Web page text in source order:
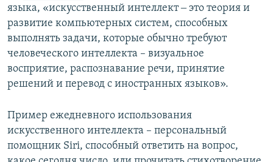
языка, «искусственный интеллект ‒ это теория и
развитие компьютерных систем, способных
выполнять задачи, которые обычно требуют
человеческого интеллекта – визуальное
восприятие, распознавание речи, принятие
решений и перевод с иностранных языков».
Пример ежедневного использования
искусственного интеллекта – персональный
помощник Siri, способный ответить на вопрос,